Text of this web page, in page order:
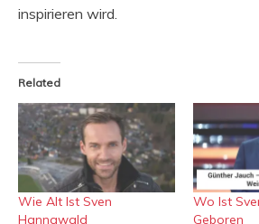
inspirieren wird.
Related
Wie Alt Ist Sven
Hannawald
Wo Ist
Geboren